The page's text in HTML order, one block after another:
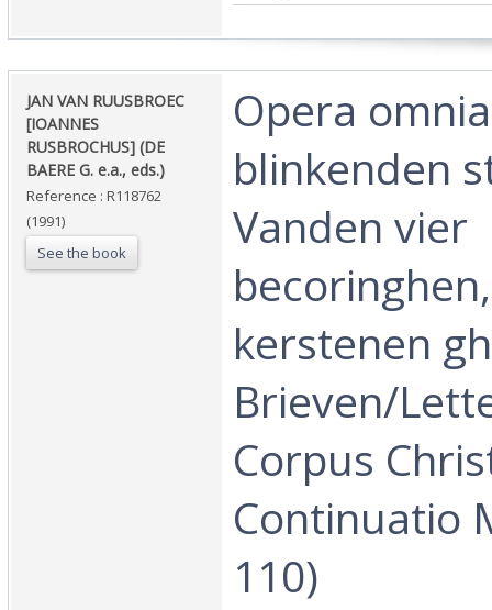
‎JAN VAN RUUSBROEC
[IOANNES
RUSBROCHUS] (DE
BAERE G. e.a., eds.)‎
Reference : R118762
(1991)
See the book
‎Opera
blinkenden
Vanden vier
kerstenen
Brieven/
Corpus
Continuatio
110)‎